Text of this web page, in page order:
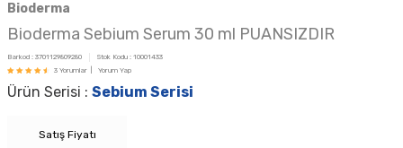
Bioderma
Bioderma Sebium Serum 30 ml PUANSIZDIR
Barkod : 3701129809280 Stok Kodu : 10001433
3 Yorumlar |
Yorum Yap
Ürün Serisi : Sebium Serisi
Satış Fiyatı